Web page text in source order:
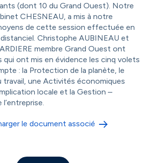
(dont 10 du Grand Ouest). Notre
CHESNEAU, a mis à notre
de cette session effectuée en
Christophe AUBINEAU et
membre Grand Ouest ont
qui ont mis en évidence les cinq volets
: la Protection de la planète, le
travail, une Activités économiques
locale et la Gestion –
le document associé